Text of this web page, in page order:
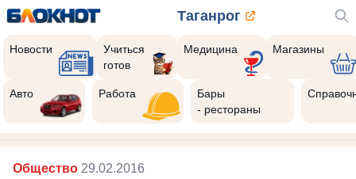
Таганрог
Новости
Учиться
готов
Медицина Магазины
Авто Работа
Бары
- рестораны
Общество 29.02.2016